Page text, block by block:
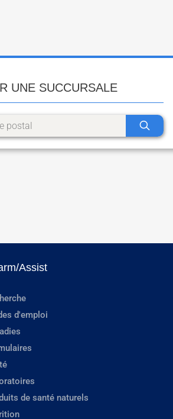
UNE SUCCURSALE
Assist
d'emploi
de santé naturels